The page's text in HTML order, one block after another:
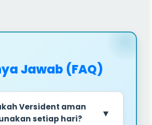
Jawab (FAQ)
Versident aman
setiap hari?
▼